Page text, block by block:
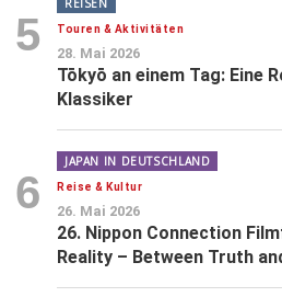
5 Touren & Aktivitäten
28. Mai 2026
Tōkyō an einem Tag: Eine
Klassiker
6
JAPAN IN DEUTSCHLAND
Reise & Kultur
26. Mai 2026
26. Nippon Connection
Reality – Between Truth